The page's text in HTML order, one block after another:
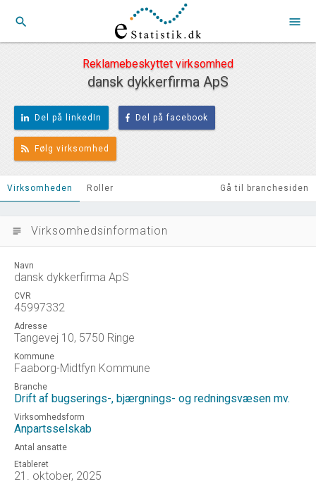
search menu
Reklamebeskyttet virksomhed
dansk dykkerfirma ApS
Del på linkedIn Del på facebook
Følg virksomhed
Virksomheden Roller Gå til branchesiden
subject Virksomhedsinformation
Navn
dansk dykkerfirma ApS
CVR
45997332
Adresse
Tangevej 10, 5750 Ringe
Kommune
Faaborg-Midtfyn Kommune
Branche
Drift af bugserings-, bjærgnings- og redningsvæsen mv.
Virksomhedsform
Anpartsselskab
Antal ansatte
Etableret
21. oktober, 2025